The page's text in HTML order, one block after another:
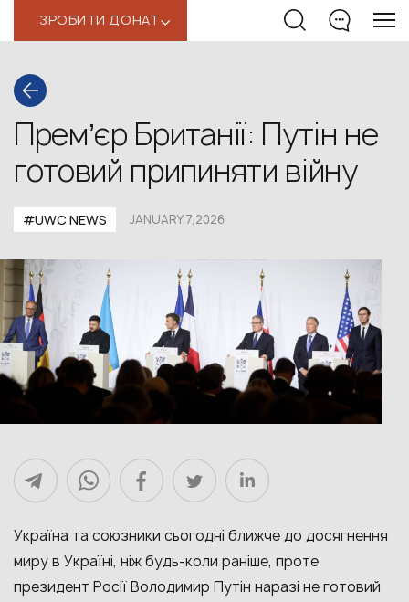
ЗРОБИТИ ДОНАТ‹
Премʼєр Британії: Путін не
готовий припиняти війну
#UWС NEWS JANUARY 7,2026
Україна та союзники сьогодні ближче до досягнення
миру в Україні, ніж будь-коли раніше, проте
президент Росії Володимир Путін наразі не готовий